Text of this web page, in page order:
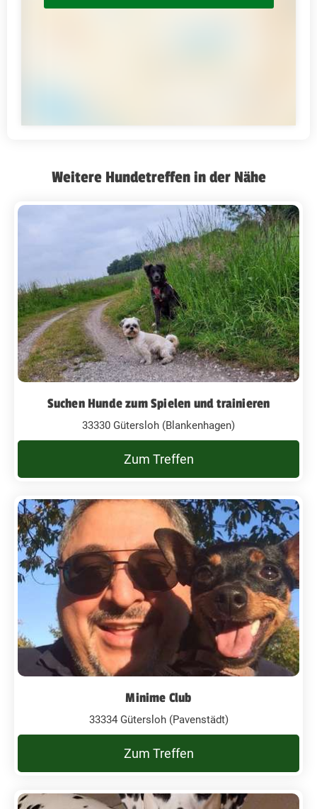
Weitere Hundetreffen in der Nähe
Suchen Hunde zum Spielen und trainieren
33330 Gütersloh (Blankenhagen)
Zum Treffen
Minime Club
33334 Gütersloh (Pavenstädt)
Zum Treffen